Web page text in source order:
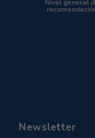
Nivel general
Newsletter